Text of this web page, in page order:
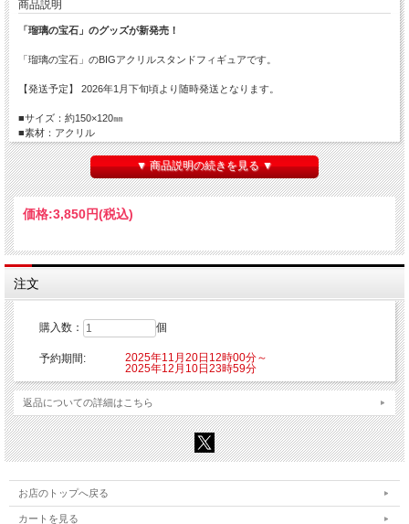
商品説明
「瑠璃の宝石」のグッズが新発売！
「瑠璃の宝石」のBIGアクリルスタンドフィギュアです。
【発送予定】 2026年1月下旬頃より随時発送となります。
■サイズ：約150×120㎜
■素材：アクリル
【ご注意】
※こちらの商品はご注文時にクレジットカード決済承認（課金）を行います。予め
ご了承ください。
※他の商品を一緒にご購入した場合もご注文時にカード決済承認（課金）を行いま
す。
い。
※他商品と一緒に購入した場合、予約商品と一緒に発送となります。
©2025 渋谷圭一郎/KADOKAWA/「瑠璃の宝石」製作委員会
▼ 商品説明の続きを見る ▼
価格:3,850円(税込)
注文
購入数： 個
予約期間:
2025年11月20日12時00分～
2025年12月10日23時59分
返品についての詳細はこちら
お店のトップへ戻る
カートを見る